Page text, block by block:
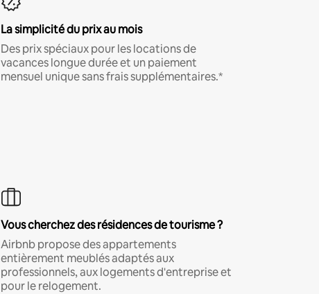
La simplicité du prix au mois
Des prix spéciaux pour les locations de
vacances longue durée et un paiement
mensuel unique sans frais supplémentaires.*
Vous cherchez des résidences de tourisme ?
Airbnb propose des appartements
entièrement meublés adaptés aux
professionnels, aux logements d'entreprise et
pour le relogement.